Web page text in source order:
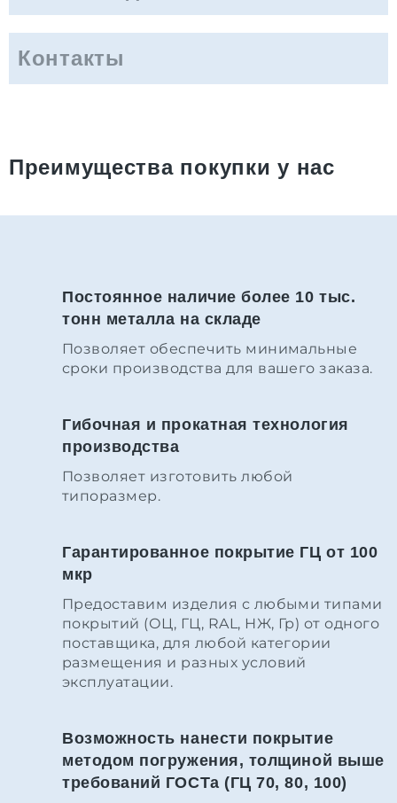
Контакты
Преимущества покупки у нас
Постоянное наличие более 10 тыс.
тонн металла на складе
Позволяет обеспечить минимальные
сроки производства для вашего заказа.
Гибочная и прокатная технология
производства
Позволяет изготовить любой
типоразмер.
Гарантированное покрытие ГЦ от 100
мкр
Предоставим изделия с любыми типами
покрытий (ОЦ, ГЦ, RAL, НЖ, Гр) от одного
поставщика, для любой категории
размещения и разных условий
эксплуатации.
Возможность нанести покрытие
методом погружения, толщиной выше
требований ГОСТа (ГЦ 70, 80, 100)